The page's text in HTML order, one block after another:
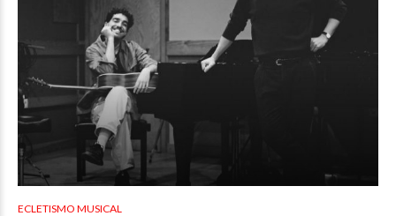
ECLETISMO MUSICAL